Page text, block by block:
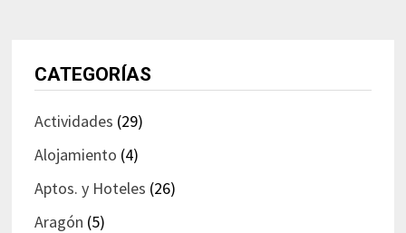
CATEGORÍAS
Actividades (29)
Alojamiento (4)
Aptos. y Hoteles (26)
Aragón (5)